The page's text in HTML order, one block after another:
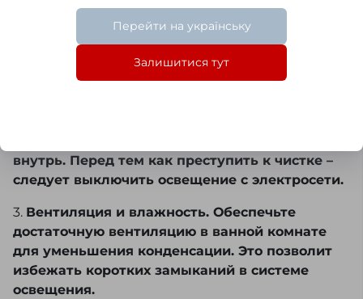
для очистки зеркальной поверхности. Для
удаления пятен – используйте средства для
очистки стекла, но избегайте попадания
жидкости на электрические компоненты.
внутрь. Перед тем как преступить к чистке –
следует выключить освещение с электросети.
3. Вентиляция и влажность. Обеспечьте
достаточную вентиляцию в ванной комнате
для уменьшения конденсации. Это позволит
избежать коротких замыканий в системе
освещения.
Перейти на українську
Залишитися тут